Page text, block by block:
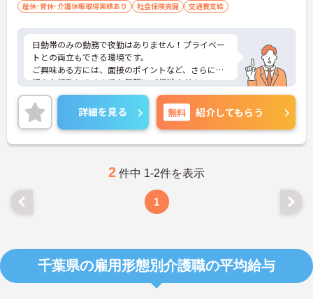
産休･育休･介護休暇取得実績あり
社会保険完備 交通費支給
日勤帯のみの勤務で夜勤はありません！プライベー
トとの両立もできる環境です。
ご興味ある方には、面接のポイントなど、さらに詳
細をお話致しますのでお気軽にご相談ください。
詳細を見る 無料 紹介してもらう
2 件中 1-2件を表示
1
千葉県の雇用形態別介護職の平均給与